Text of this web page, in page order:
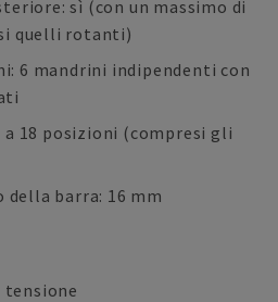
sì (con un massimo di
quelli rotanti)
6 mandrini indipendenti con
18 posizioni (compresi gli
della barra: 16 mm
tensione